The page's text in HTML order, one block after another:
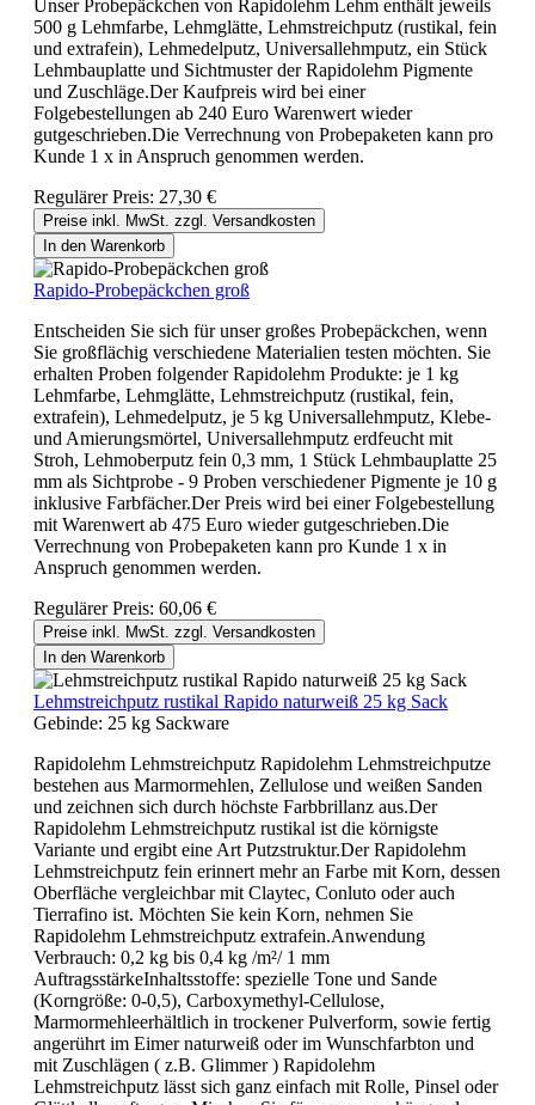
Unser Probepäckchen von Rapidolehm Lehm enthält jeweils
500 g Lehmfarbe, Lehmglätte, Lehmstreichputz (rustikal, fein
und extrafein), Lehmedelputz, Universallehmputz, ein Stück
Lehmbauplatte und Sichtmuster der Rapidolehm Pigmente
und Zuschläge.Der Kaufpreis wird bei einer
Folgebestellungen ab 240 Euro Warenwert wieder
gutgeschrieben.Die Verrechnung von Probepaketen kann pro
Kunde 1 x in Anspruch genommen werden.
Regulärer Preis: 27,30 €
Preise inkl. MwSt. zzgl. Versandkosten
In den Warenkorb
Rapido-Probepäckchen groß
Entscheiden Sie sich für unser großes Probepäckchen, wenn
Sie großflächig verschiedene Materialien testen möchten. Sie
erhalten Proben folgender Rapidolehm Produkte: je 1 kg
Lehmfarbe, Lehmglätte, Lehmstreichputz (rustikal, fein,
extrafein), Lehmedelputz, je 5 kg Universallehmputz, Klebe-
und Amierungsmörtel, Universallehmputz erdfeucht mit
Stroh, Lehmoberputz fein 0,3 mm, 1 Stück Lehmbauplatte 25
mm als Sichtprobe - 9 Proben verschiedener Pigmente je 10 g
inklusive Farbfächer.Der Preis wird bei einer Folgebestellung
mit Warenwert ab 475 Euro wieder gutgeschrieben.Die
Verrechnung von Probepaketen kann pro Kunde 1 x in
Anspruch genommen werden.
Regulärer Preis: 60,06 €
Preise inkl. MwSt. zzgl. Versandkosten
In den Warenkorb
Lehmstreichputz rustikal Rapido naturweiß 25 kg Sack
Gebinde: 25 kg Sackware
Rapidolehm Lehmstreichputz Rapidolehm Lehmstreichputze
bestehen aus Marmormehlen, Zellulose und weißen Sanden
und zeichnen sich durch höchste Farbbrillanz aus.Der
Rapidolehm Lehmstreichputz rustikal ist die körnigste
Variante und ergibt eine Art Putzstruktur.Der Rapidolehm
Lehmstreichputz fein erinnert mehr an Farbe mit Korn, dessen
Oberfläche vergleichbar mit Claytec, Conluto oder auch
Tierrafino ist. Möchten Sie kein Korn, nehmen Sie
Rapidolehm Lehmstreichputz extrafein.Anwendung
Verbrauch: 0,2 kg bis 0,4 kg /m²/ 1 mm
AuftragsstärkeInhaltsstoffe: spezielle Tone und Sande
(Korngröße: 0-0,5), Carboxymethyl-Cellulose,
Marmormehleerhältlich in trockener Pulverform, sowie fertig
angerührt im Eimer naturweiß oder im Wunschfarbton und
mit Zuschlägen ( z.B. Glimmer ) Rapidolehm
Lehmstreichputz lässt sich ganz einfach mit Rolle, Pinsel oder